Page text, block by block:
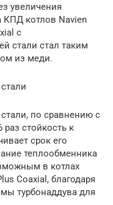
увеличения
КПД котлов Navien
с
стали стал таким
из меди.
по сравнению с
стойкость к
срок его
теплообменника
в котлах
Coaxial, благодаря
турбонаддува для